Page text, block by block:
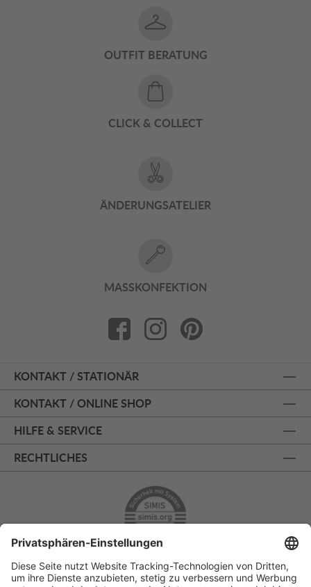
OUTFIT BERATUNG
CLICK & COLLECT
ÄNDERUNGSATELIER
MASSKONFEKTION
KONTAKT / STATIONÄR
KONTAKT / ONLINE SHOP
HILFE & SERVICE
RECHTLICHES